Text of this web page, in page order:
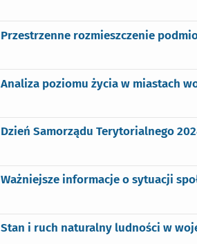
Przestrzenne rozmieszczenie
Analiza poziomu życia w miastach
Dzień Samorządu Terytorialnego
Ważniejsze informacje o sytuacji
Stan i ruch naturalny ludności w